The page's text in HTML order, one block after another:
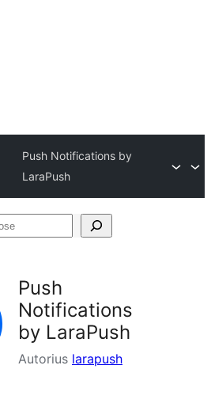
Push Notifications by
LaraPush
Push
Notifications
by LaraPush
Autorius larapush